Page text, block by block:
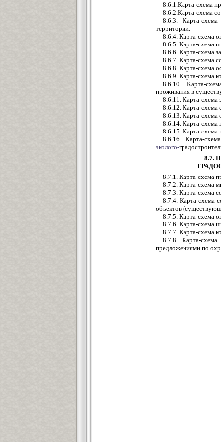
8.6.1.Карта-схема
8.6.2.Карта-схема
8.6.3. Карта-схема
территории.
8.6.4. Карта-схема
8.6.5. Карта-схема
8.6.6. Карта-схема
8.6.7. Карта-схема
8.6.8. Карта-схема
8.6.9. Карта-схема
8.6.10. Карта-
проживания в
8.6.11. Карта-схема
8.6.12. Карта-схема
8.6.13. Карта-схема
8.6.14. Карта-схема
8.6.15. Карта-схема
8.6.16. Карта-
эколого-
8.7.
8.7.1. Карта-схема
8.7.2. Карта-схема
8.7.3. Карта-схема
8.7.4. Карта-схема
объектов
8.7.5. Карта-схема
8.7.6. Карта-схема
8.7.7. Карта-схема
8.7.8. Карта-схема
предложениями по